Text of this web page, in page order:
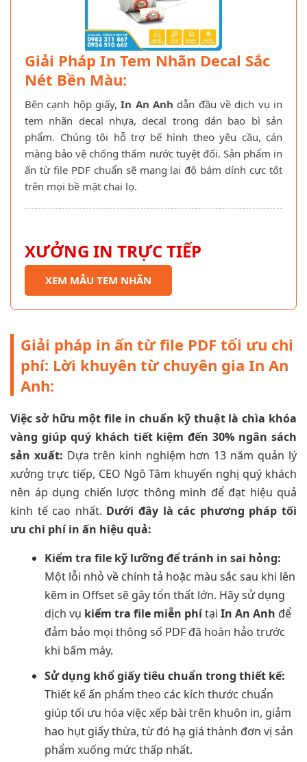
Giải Pháp In Tem Nhãn Decal Sắc
Nét Bền Màu:
Bên cạnh hộp giấy,In An Anh dẫn đầu về dịch vụ in
tem nhãn decal nhựa, decal trong dán bao bì sản
phẩm. Chúng tôi hỗ trợ bế hình theo yêu cầu, cán
màng bảo vệ chống thấm nước tuyệt đối. Sản phẩm in
ấn từ file PDF chuẩn sẽ mang lại độ bám dính cực tốt
trên mọi bề mặt chai lọ.
XƯỞNG IN TRỰC TIẾP
XEM MẪU TEM NHÃN
Giải pháp in ấn từ file PDF tối ưu chi
phí: Lời khuyên từ chuyên gia In An
Anh:
Việc sở hữu một file in chuẩn kỹ thuật là chìa khóa
vàng giúp quý khách tiết kiệm đến 30% ngân sách
sản xuất: Dựa trên kinh nghiệm hơn 13 năm quản lý
xưởng trực tiếp, CEO Ngô Tâm khuyến nghị quý khách
nên áp dụng chiến lược thông minh để đạt hiệu quả
kinh tế cao nhất. Dưới đây là các phương pháp tối
ưu chi phí in ấn hiệu quả:
Kiểm tra file kỹ lưỡng để tránh in sai hỏng:
Một lỗi nhỏ về chính tả hoặc màu sắc sau khi lên
kẽm in Offset sẽ gây tổn thất lớn. Hãy sử dụng
dịch vụ kiểm tra file miễn phítại In An Anh để
đảm bảo mọi thông số PDF đã hoàn hảo trước
khi bấm máy.
Sử dụng khổ giấy tiêu chuẩn trong thiết kế:
Thiết kế ấn phẩm theo các kích thước chuẩn
giúp tối ưu hóa việc xếp bài trên khuôn in, giảm
hao hụt giấy thừa, từ đó hạ giá thành đơn vị sản
phẩm xuống mức thấp nhất.